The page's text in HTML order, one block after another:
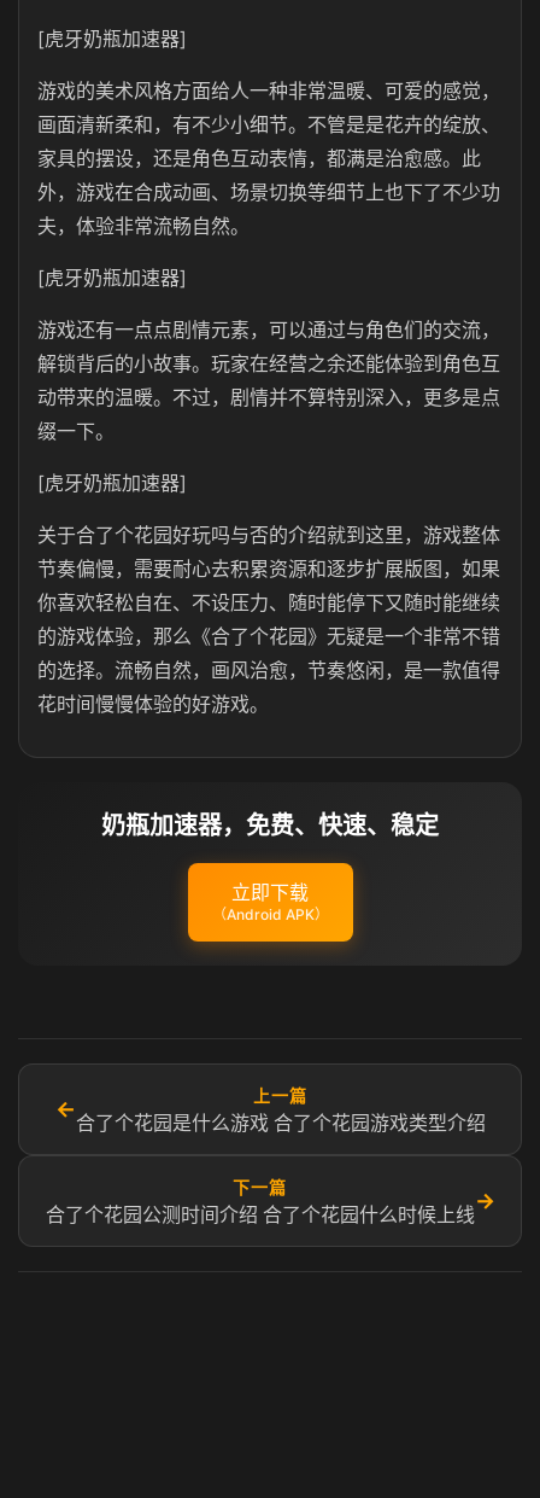
[虎牙奶瓶加速器]
游戏的美术风格方面给人一种非常温暖、可爱的感觉，
画面清新柔和，有不少小细节。不管是是花卉的绽放、
家具的摆设，还是角色互动表情，都满是治愈感。此
外，游戏在合成动画、场景切换等细节上也下了不少功
夫，体验非常流畅自然。
[虎牙奶瓶加速器]
游戏还有一点点剧情元素，可以通过与角色们的交流，
解锁背后的小故事。玩家在经营之余还能体验到角色互
动带来的温暖。不过，剧情并不算特别深入，更多是点
缀一下。
[虎牙奶瓶加速器]
关于合了个花园好玩吗与否的介绍就到这里，游戏整体
节奏偏慢，需要耐心去积累资源和逐步扩展版图，如果
你喜欢轻松自在、不设压力、随时能停下又随时能继续
的游戏体验，那么《合了个花园》无疑是一个非常不错
的选择。流畅自然，画风治愈，节奏悠闲，是一款值得
花时间慢慢体验的好游戏。
奶瓶加速器，免费、快速、稳定
立即下载
（Android APK）
←
上一篇
合了个花园是什么游戏 合了个花园游戏类型介绍
下一篇
合了个花园公测时间介绍 合了个花园什么时候上线
→